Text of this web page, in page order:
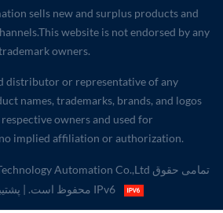
sells new and surplus products and
website is not endorsed by any
owners.
distributor or representative of any
names, trademarks, brands, and logos
owners and used for
implied affiliation or authorization.
محفوظ است. | پشتیبانی از شبکه IPv6